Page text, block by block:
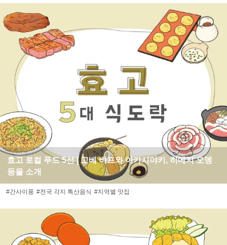
효고 로컬 푸드 5선 | 고베 비프와 아카시야키, 히메지 오뎅
등을 소개
#간사이풍 #전국 각지 특산음식 #지역별 맛집